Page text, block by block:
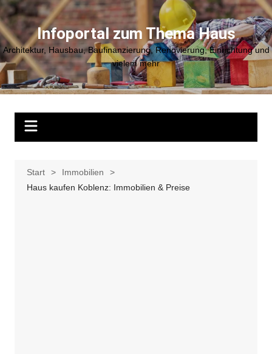
Zum
Inhalt
springenInfoportal zum Thema Haus
Architektur, Hausbau, Baufinanzierung, Renovierung, Einrichtung und
vielem mehr
Start
Immobilien
Haus kaufen Koblenz: Immobilien & Preise